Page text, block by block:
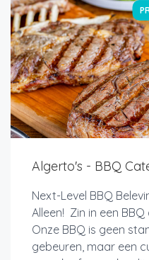
Algerto's - BBQ
Next-Level BBQ
Alleen! Zin in een
Onze BBQ is geen
gebeuren, maar een